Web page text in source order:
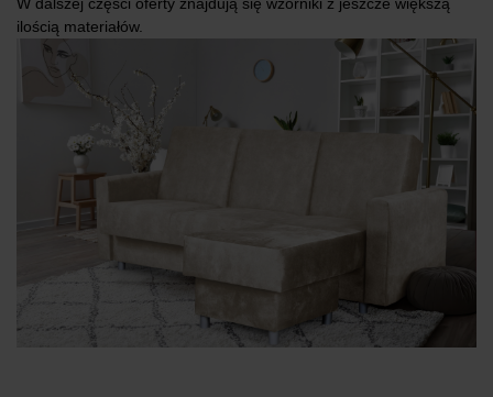
W dalszej części oferty znajdują się wzorniki z jeszcze większą
ilością materiałów.